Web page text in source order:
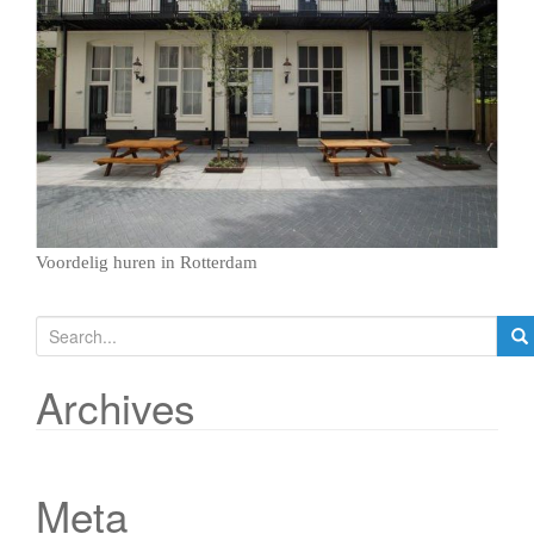
g
a
t
i
n
Voordelig huren in Rotterdam
e
r
f
Archives
Meta